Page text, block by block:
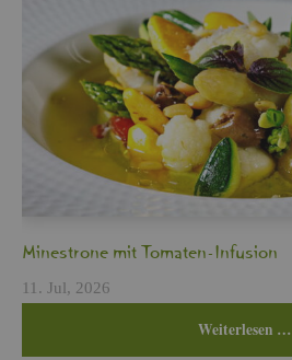
Min­es­tro­ne mit To­ma­ten-In­fu­si­on
11. Jul, 2026
Wei­ter­le­sen …